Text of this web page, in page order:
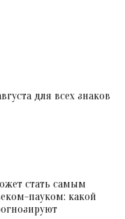
для всех знаков
стать самым
пауком: какой